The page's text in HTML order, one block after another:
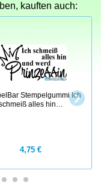
kauften auch:
Stempelgummi Ich
alles hin…
4,75 €